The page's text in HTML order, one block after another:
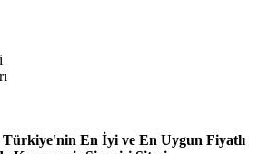
En İyi ve En Uygun Fiyatlı